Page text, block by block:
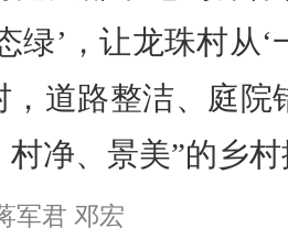
绿’，让龙珠村从‘
，道路整洁、庭院
村净、景美”的乡
军君 邓宏